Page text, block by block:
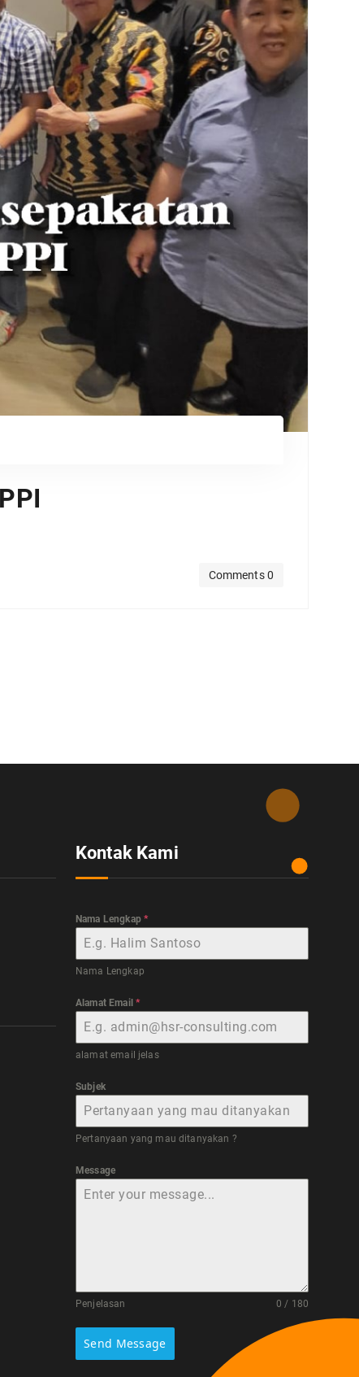
Comments 0
Kontak Kami
Nama Lengkap *
Nama Lengkap
Alamat Email *
alamat email jelas
Subjek
Pertanyaan yang mau ditanyakan ?
Message
Penjelasan 0 / 180
Send Message